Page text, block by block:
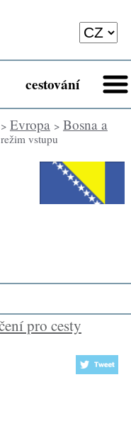
cestování
> Evropa> Bosna a
vstupu
pro cesty